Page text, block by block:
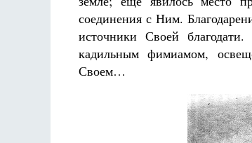
соединения с Ним.
источники Своей
кадильным фимиамом,
Своем…